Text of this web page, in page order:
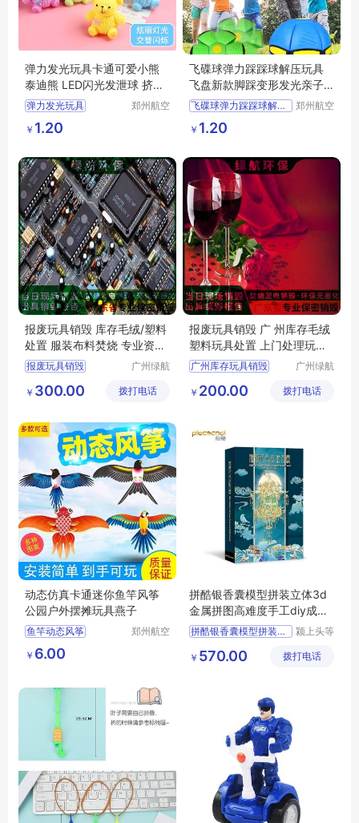
弹力发光玩具卡通可爱小熊
泰迪熊 LED闪光发泄球 挤压
玩具
弹力发光玩具
卡通可爱小熊泰迪熊
LED闪光发泄球
郑州航空
￥ 1.20
飞碟球弹力踩踩球解压玩具
飞盘新款脚踩变形发光亲子
互动玩具地摊
飞碟球弹力踩踩球解压玩具
郑州航空
￥ 1.20
报废玩具销毁 库存毛绒/塑料
处置 服装布料焚烧 专业资质
出具证明
报废玩具销毁
广州绿航
有限公司
￥ 300.00 拨打电话
报废玩具销毁 广 州库存毛绒
塑料玩具处置 上门处理玩具
资料化妆品
广州库存玩具销毁
广州绿航
有限公司
￥ 200.00 拨打电话
动态仿真卡通迷你鱼竿风筝
公园户外摆摊玩具燕子
鱼竿动态风筝
户外摆摊玩具
郑州航空
￥ 6.00
拼酷银香囊模型拼装立体3d
金属拼图高难度手工diy成人
解压玩具
拼酷银香囊模型拼装立体3
颍上头等
展有限公
￥ 570.00 拨打电话